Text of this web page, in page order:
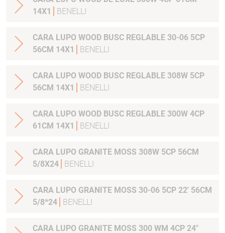
14X1
BENELLI
CARA LUPO WOOD BUSC REGLABLE 30-06 5CP
56CM 14X1
BENELLI
CARA LUPO WOOD BUSC REGLABLE 308W 5CP
56CM 14X1
BENELLI
CARA LUPO WOOD BUSC REGLABLE 300W 4CP
61CM 14X1
BENELLI
CARA LUPO GRANITE MOSS 308W 5CP 56CM
5/8X24
BENELLI
CARA LUPO GRANITE MOSS 30-06 5CP 22' 56CM
5/8*24
BENELLI
CARA LUPO GRANITE MOSS 300 WM 4CP 24"